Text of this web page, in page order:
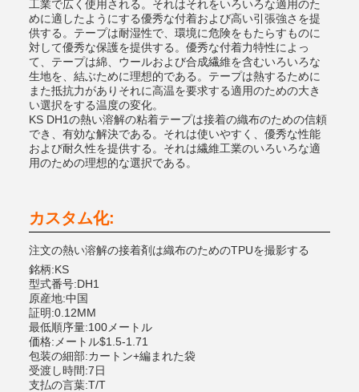
工業で広く使用される。それはそれをいろいろな適用のた
めに適したようにする優秀な付着および高い引張強さを提
供する。テープは耐湿性で、環境に危険をもたらすものに
対して優秀な保護を提供する。優秀な付着力特性によっ
て、テープは綿、ウールおよび合成繊維を含むいろいろな
生地を、結ぶために理想的である。テープは熱するために
また抵抗力がありそれに高温を要求する適用のための大き
い選択をする温度の変化。
KS DH1の熱い溶解の粘着テープは接着の織布のための信頼
でき、有効な解決である。それは使いやすく、優秀な性能
および耐久性を提供する。それは繊維工業のいろいろな適
用のための理想的な選択である。
カスタム化:
注文の熱い溶解の接着剤は織布のためのTPUを撮影する
銘柄:KS
型式番号:DH1
原産地:中国
証明:0.12MM
最低順序量:100メートル
価格:メートル$1.5-1.71
包装の細部:カートン+編まれた袋
受渡し時間:7日
支払の言葉:T/T